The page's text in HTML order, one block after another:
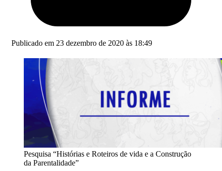
Publicado em 23 dezembro de 2020 às 18:49
Pesquisa “Histórias e Roteiros de vida e a Construção
da Parentalidade”